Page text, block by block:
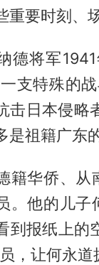
重要时刻、
德将军
一支特殊的
击日本侵略
是祖籍广东
籍华侨、从
。他的儿子
到报纸上的
，让何永道